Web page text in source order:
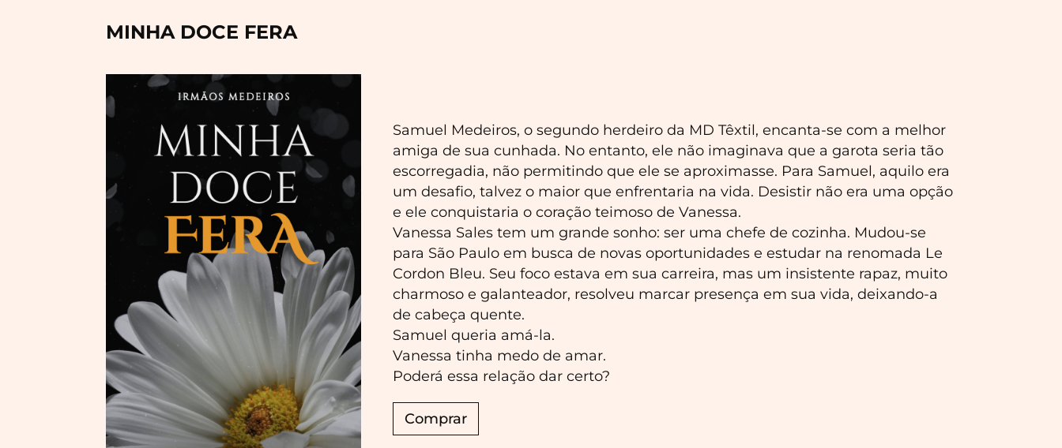
MINHA DOCE FERA
Samuel Medeiros, o segundo herdeiro da MD Têxtil, encanta-se com a melhor
amiga de sua cunhada. No entanto, ele não imaginava que a garota seria tão
escorregadia, não permitindo que ele se aproximasse. Para Samuel, aquilo era
um desafio, talvez o maior que enfrentaria na vida. Desistir não era uma opção
e ele conquistaria o coração teimoso de Vanessa.
Vanessa Sales tem um grande sonho: ser uma chefe de cozinha. Mudou-se
para São Paulo em busca de novas oportunidades e estudar na renomada Le
Cordon Bleu. Seu foco estava em sua carreira, mas um insistente rapaz, muito
charmoso e galanteador, resolveu marcar presença em sua vida, deixando-a
de cabeça quente.
Samuel queria amá-la.
Vanessa tinha medo de amar.
Poderá essa relação dar certo?
Comprar